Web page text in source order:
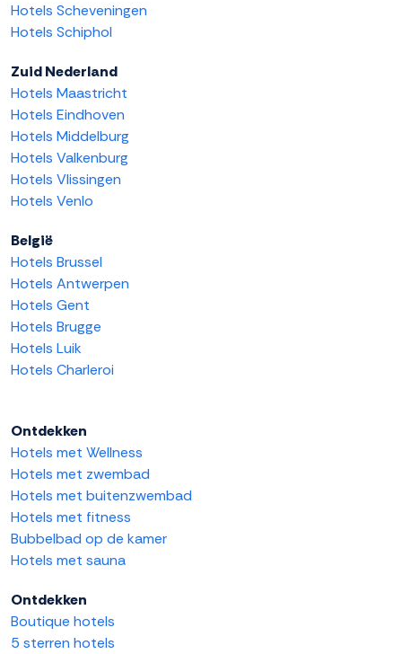
Hotels Scheveningen
Hotels Schiphol
Zuid Nederland
Hotels Maastricht
Hotels Eindhoven
Hotels Middelburg
Hotels Valkenburg
Hotels Vlissingen
Hotels Venlo
België
Hotels Brussel
Hotels Antwerpen
Hotels Gent
Hotels Brugge
Hotels Luik
Hotels Charleroi
Ontdekken
Hotels met Wellness
Hotels met zwembad
Hotels met buitenzwembad
Hotels met fitness
Bubbelbad op de kamer
Hotels met sauna
Ontdekken
Boutique hotels
5 sterren hotels